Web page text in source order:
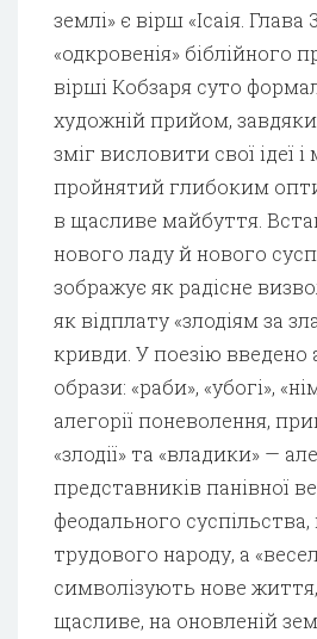
землі» є вірш «Ісаія. Глава
«одкровенія» біблійного
вірші Кобзаря суто
художній прийом,
зміг висловити свої ідеї і
пройнятий глибоким
в щасливе майбуття.
нового ладу й нового
зображує як радісне
як відплату «злодіям за
кривди. У поезію введено
образи: «раби», «убогі»,
алегорії поневолення,
«злодії» та «владики» —
представників панівної
феодального суспільства,
трудового народу, а
символізують нове життя,
щасливе, на оновленій